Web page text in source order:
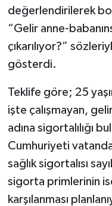
değerlendirilerek
“Gelir anne-
çıkarılıyor?”
gösterdi.
Teklife göre; 25
işte çalışmayan,
adına sigortalılığı
Cumhuriyeti
sağlık sigortalısı
sigorta primlerinin
karşılanması